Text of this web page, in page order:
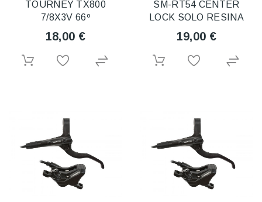
TOURNEY TX800
7/8X3V 66º
18,00 €
SM-RT54 CENTER
LOCK SOLO RESINA
19,00 €